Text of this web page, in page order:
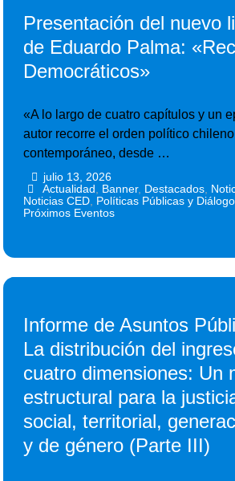
Presentación del nuevo
de Eduardo Palma:
Democráticos»
«A lo largo de cuatro capítulos y un
autor recorre el orden político chileno
contemporáneo, desde …
julio 13, 2026
Actualidad Banner, Destacados,
Noticias CED Políticas Públicas y
Próximos Eventos
Informe de Asuntos
La distribución del
cuatro dimensiones: Un
estructural para la
social, territorial,
y de género (Parte III)